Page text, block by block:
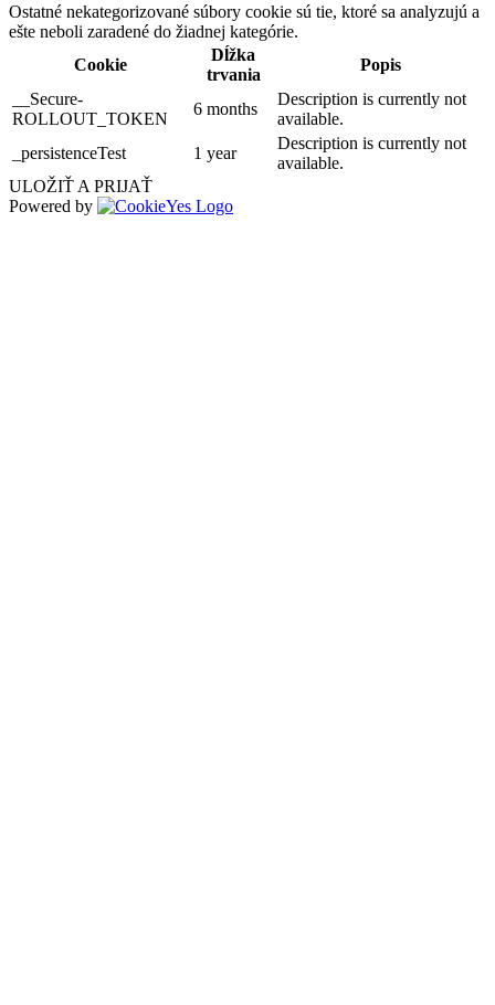
Ostatné nekategorizované súbory cookie sú tie, ktoré sa analyzujú a
ešte neboli zaradené do žiadnej kategórie.
Cookie
Dĺžka
trvania
Popis
__Secure-
ROLLOUT_TOKEN
6 months
Description is currently not
available.
_persistenceTest
1 year
Description is currently not
available.
ULOŽIŤ A PRIJAŤ
Powered by